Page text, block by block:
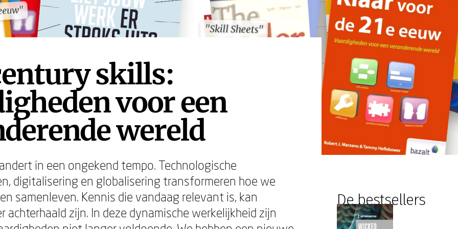
"Skill Sheets"
"Skill Sheets"
skills:
voor een
wereld
in een ongekend tempo. Technologische
digitalisering en globalisering transformeren hoe we
samenleven. Kennis die vandaag relevant is, kan
achterhaald zijn. In deze dynamische werkelijkheid zijn
De bestsellers